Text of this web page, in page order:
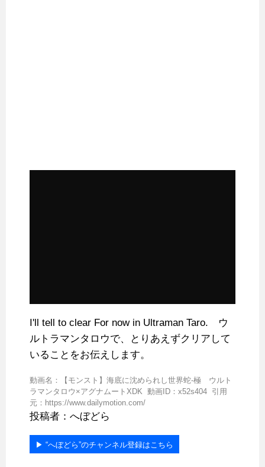
I'll tell to clear For now in Ultraman Taro. ウ
ルトラマンタロウで、とりあえずクリアして
いることをお伝えします。
動画名：【モンスト】海底に沈められし世界蛇-極 ウルト
ラマンタロウ×アグナムートXDK 動画ID：x52s404 引用
元：https://www.dailymotion.com/
投稿者：へぼどら
▶︎ “へぼどら”のチャンネル登録はこちら